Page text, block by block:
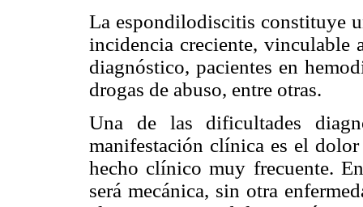
La espondilodiscitis constituye
incidencia creciente, vinculable
diagnóstico, pacientes en
drogas de abuso, entre otras.
Una de las dificultades
manifestación clínica es el
hecho clínico muy frecuente.
será mecánica, sin otra